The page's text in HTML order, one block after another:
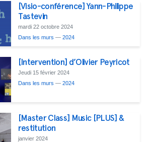
[Visio-conférence] Yann-Philippe
Tastevin
mardi 22 octobre 2024
Dans les murs — 2024
[Intervention] d’Olivier Peyricot
Jeudi 15 février 2024
Dans les murs — 2024
[Master Class] Music [PLUS] &
restitution
janvier 2024